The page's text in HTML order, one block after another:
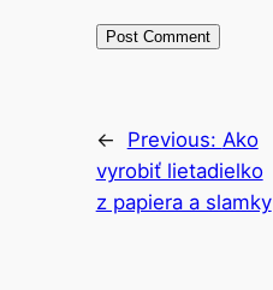
← Previous: Ako
vyrobiť lietadielko
z papiera a slamky